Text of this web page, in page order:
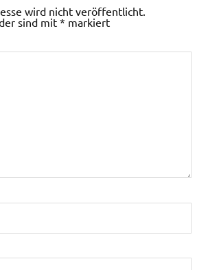
wird nicht veröffentlicht.
sind mit * markiert